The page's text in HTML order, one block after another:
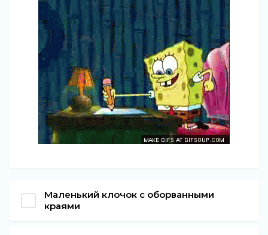
Маленький клочок с оборванными
краями